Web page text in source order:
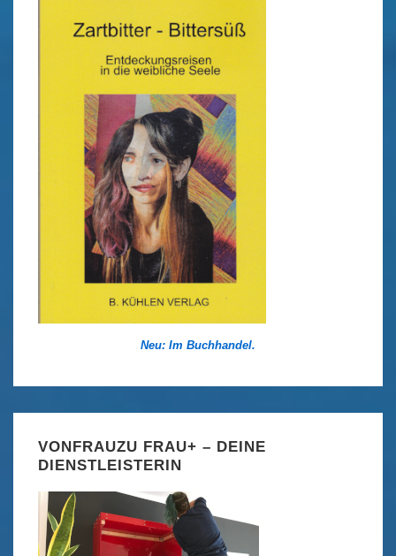
Neu: Im Buchhandel.
VONFRAUZU FRAU+ – DEINE
DIENSTLEISTERIN